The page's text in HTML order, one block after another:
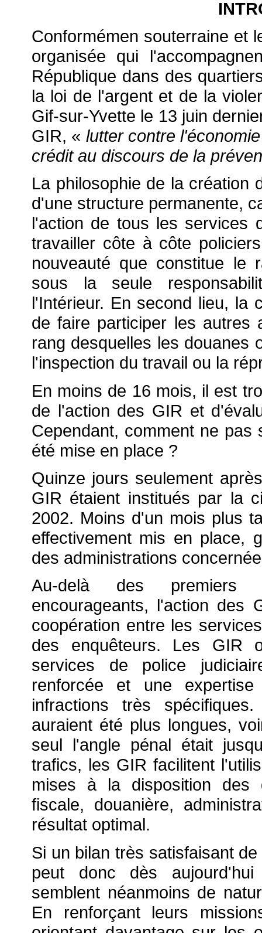
Conformémen souterraine et
organisée qui
République dans des
la loi de l'argent et de la
Gif-sur-Yvette le 13 juin
GIR, « lutter contre
crédit au discours de la
La philosophie de la création
d'une structure permanente,
l'action de tous les services
travailler côte à côte
nouveauté que constitue le
sous la seule
l'Intérieur. En second lieu, la
de faire participer les autres
rang desquelles les douanes
l'inspection du travail ou la
En moins de 16 mois, il est
de l'action des GIR et
Cependant, comment ne
été mise en place ?
Quinze jours seulement
GIR étaient institués par la
2002. Moins d'un mois plus
effectivement mis en place,
des administrations
Au-delà des premiers
encourageants, l'action des
coopération entre les
des enquêteurs. Les GIR
services de police
renforcée et une
infractions très
auraient été plus longues,
seul l'angle pénal était
trafics, les GIR facilitent
mises à la disposition des
fiscale, douanière,
résultat optimal.
Si un bilan très satisfaisant
peut donc dès
semblent néanmoins de
En renforçant leurs